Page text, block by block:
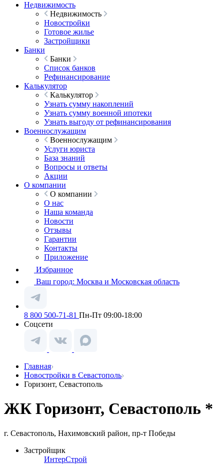
Недвижимость
Недвижимость
Новостройки
Готовое жилье
Застройщики
Банки
Банки
Список банков
Рефинансирование
Калькулятор
Калькулятор
Узнать сумму накоплений
Узнать сумму военной ипотеки
Узнать выгоду от рефинансирования
Военнослужащим
Военнослужащим
Услуги юриста
База знаний
Вопросы и ответы
Акции
О компании
О компании
О нас
Наша команда
Новости
Отзывы
Гарантии
Контакты
Приложение
Избранное
Ваш город: Москва и Московская область
8 800 500-71-81 Пн-Пт 09:00-18:00
Соцсети
Главная
Новостройки в Севастополь
Горизонт, Севастополь
ЖК Горизонт, Севастополь *
г. Севастополь, Нахимовский район, пр-т Победы
Застройщик
ИнтерСтрой